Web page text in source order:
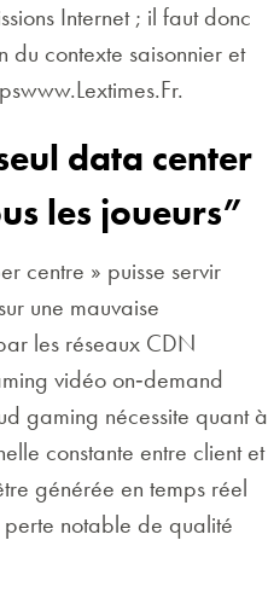
Internet ; il faut donc
du contexte saisonnier et
data center
les joueurs”
centre » puisse servir
une mauvaise
les réseaux CDN
vidéo on‑demand
gaming nécessite quant à
constante entre client et
générée en temps réel
perte notable de qualité